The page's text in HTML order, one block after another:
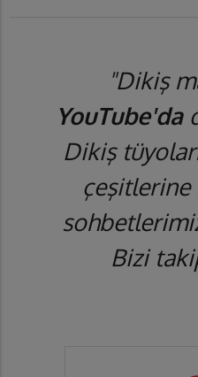
"Dikiş
YouTube'da
Dikiş
Bizi